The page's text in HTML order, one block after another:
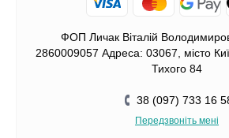
ФОП Личак Віталій
2860009057 Адреса: 03067, місто
Тихого 84
38 (097) 733 16
Передзвоніть мені